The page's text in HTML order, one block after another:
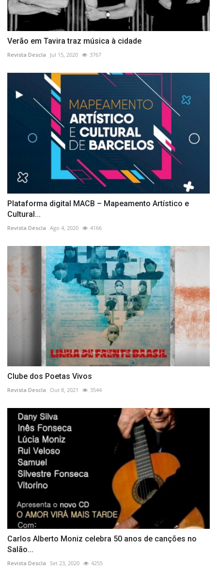
Verão em Tavira traz música à cidade
Revista Descla Jul 15, 2020 3767
Plataforma digital MACB – Mapeamento Artístico e
Cultural...
Revista Descla Ago 4, 2020 4166
Clube dos Poetas Vivos
Revista Descla Out 8, 2021 3544
Carlos Alberto Moniz celebra 50 anos de canções no
Salão...
Revista Descla Set 23, 2020 4255